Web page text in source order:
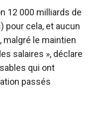
12 000 milliards de
pour cela, et aucun
malgré le maintien
salaires », déclare
qui ont
passés